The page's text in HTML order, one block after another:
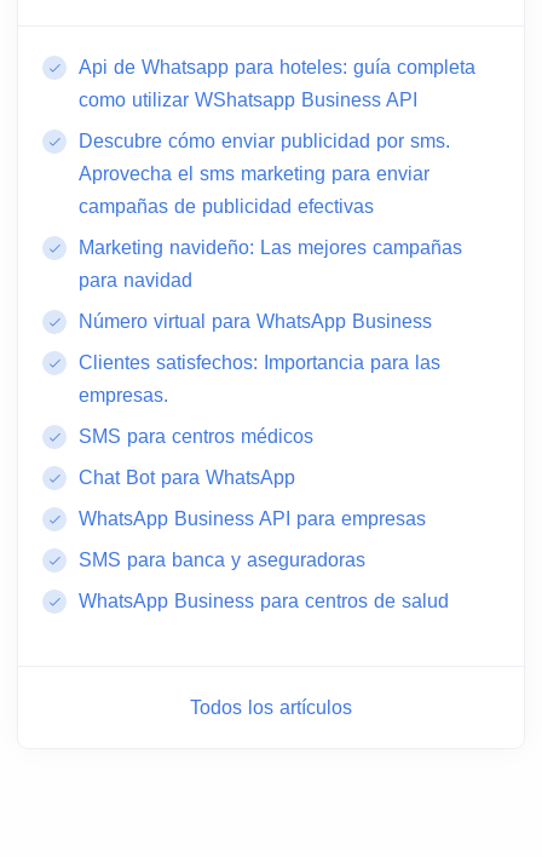
Api de Whatsapp para hoteles: guía completa
como utilizar WShatsapp Business API
Descubre cómo enviar publicidad por sms.
Aprovecha el sms marketing para enviar
campañas de publicidad efectivas
Marketing navideño: Las mejores campañas
para navidad
Número virtual para WhatsApp Business
Clientes satisfechos: Importancia para las
empresas.
SMS para centros médicos
Chat Bot para WhatsApp
WhatsApp Business API para empresas
SMS para banca y aseguradoras
WhatsApp Business para centros de salud
Todos los artículos